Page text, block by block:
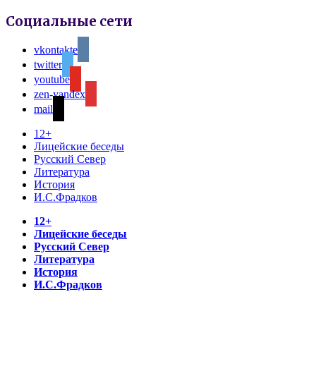
Социальные сети
vkontakte
twitter
youtube
zen-yandex
mail
12+
Лицейские беседы
Русский Север
Литература
История
И.С.Фрадков
12+
Лицейские беседы
Русский Север
Литература
История
И.С.Фрадков